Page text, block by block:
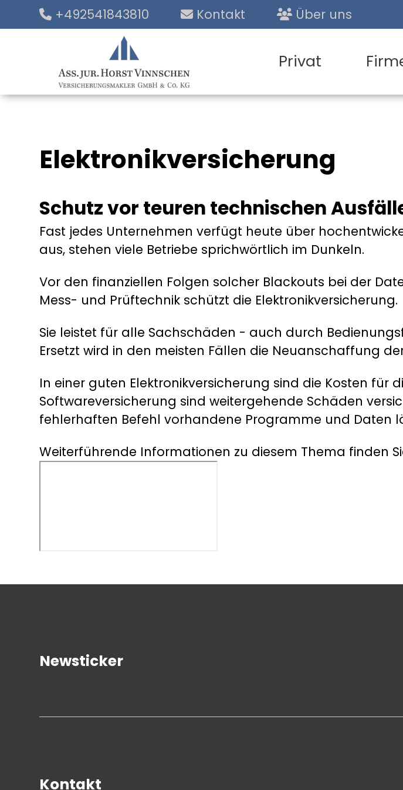
+492541843810 Kontakt Über uns
Privat
Elektronikversicherung
Schutz vor teuren technischen
Fast jedes Unternehmen verfügt heute über
aus, stehen viele Betriebe sprichwörtlich im Dunkeln.
Vor den finanziellen Folgen solcher Blackouts bei der
Mess- und Prüftechnik schützt die Elektronikversicherung.
Sie leistet für alle Sachschäden - auch durch
Ersetzt wird in den meisten Fällen die Neuanschaffung
In einer guten Elektronikversicherung sind die Kosten für
Softwareversicherung sind weitergehende Schäden
fehlerhaften Befehl vorhandene Programme und Daten
Weiterführende Informationen zu diesem Thema finden
Newsticker
Kontakt